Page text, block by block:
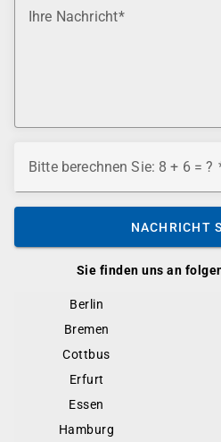
Sie finden uns an
Berlin
Bremen
Cottbus
Erfurt
Essen
Hamburg
Ihre Nachricht
Bitte berechnen Sie: 8 + 6 = ?
NACHRICHT